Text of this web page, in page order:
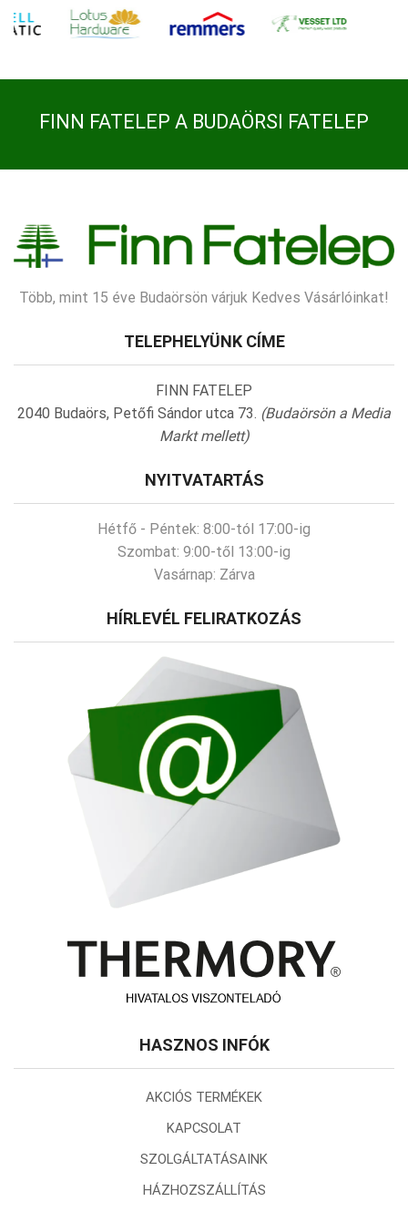
FINN FATELEP A BUDAÖRSI FATELEP
Több, mint 15 éve Budaörsön várjuk Kedves Vásárlóinkat!
TELEPHELYÜNK CÍME
FINN FATELEP
2040 Budaörs, Petőfi Sándor utca 73. (Budaörsön a Media
Markt mellett)
NYITVATARTÁS
Hétfő - Péntek: 8:00-tól 17:00-ig
Szombat: 9:00-től 13:00-ig
Vasárnap: Zárva
HÍRLEVÉL FELIRATKOZÁS
HASZNOS INFÓK
AKCIÓS TERMÉKEK
KAPCSOLAT
SZOLGÁLTATÁSAINK
HÁZHOZSZÁLLÍTÁS